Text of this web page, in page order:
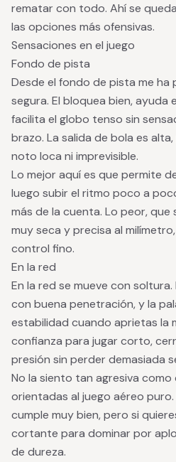
rematar con todo. Ahí se
las opciones más ofensivas.
Sensaciones en el juego
Fondo de pista
Desde el fondo de pista me ha
segura. El bloquea bien, ayuda
facilita el globo tenso sin
brazo. La salida de bola es
noto loca ni imprevisible.
Lo mejor aquí es que permite
luego subir el ritmo poco a
más de la cuenta. Lo peor, que
muy seca y precisa al
control fino.
En la red
En la red se mueve con soltura.
con buena penetración, y la
estabilidad cuando aprietas la
confianza para jugar corto,
presión sin perder demasiada
No la siento tan agresiva como
orientadas al juego aéreo
cumple muy bien, pero si
cortante para dominar por
de dureza.